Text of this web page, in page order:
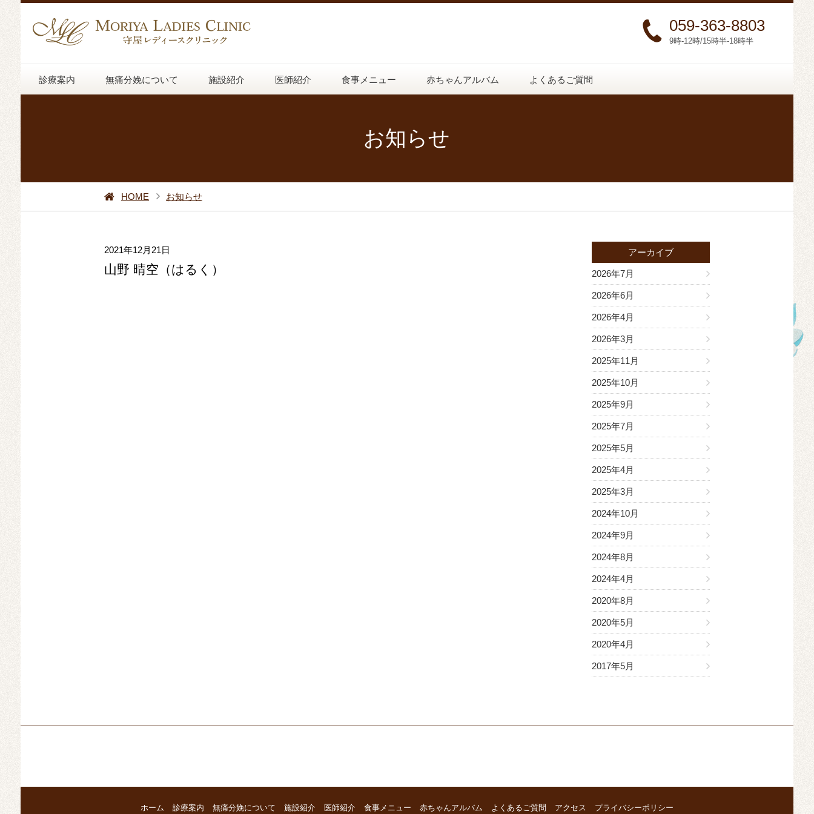
059-363-8803
9時-12時/15時半-18時半
診療案内 無痛分娩について 施設紹介 医師紹介 食事メニュー 赤ちゃんアルバム よくあるご質問
お知らせ
HOME お知らせ
2021年12月21日
山野 晴空（はるく）
アーカイブ
2026年7月
2026年6月
2026年4月
2026年3月
2025年11月
2025年10月
2025年9月
2025年7月
2025年5月
2025年4月
2025年3月
2024年10月
2024年9月
2024年8月
2024年4月
2020年8月
2020年5月
2020年4月
2017年5月
ホーム 診療案内 無痛分娩について 施設紹介 医師紹介 食事メニュー 赤ちゃんアルバム よくあるご質問 アクセス プライバシーポリシー